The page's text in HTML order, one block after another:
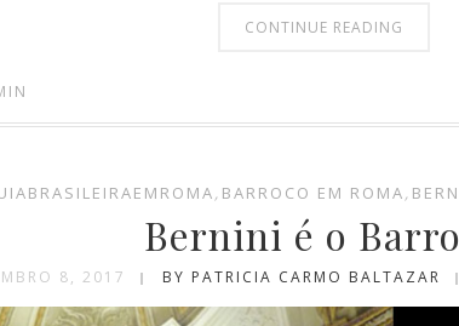
CONTINUE READING
BARROCO EM ROMA
Bernini é o
8, 2017 BY PATRICIA CARMO BALTAZAR